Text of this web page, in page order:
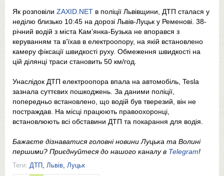
Як розповіли ZAXID.NET в поліції Львівщини, ДТП сталася у
неділю близько 10:45 на дорозі Львів-Луцьк у Ременові. 38-
річний водій з міста Кам’янка-Бузька не впорався з
керуванням та в’їхав в електроопору, на якій встановлено
камеру фіксації швидкості руху. Обмеження швидкості на
цій ділянці траси становить 50 км/год.
Унаслідок ДТП електроопора впала на автомобіль, Tesla
зазнала суттєвих пошкоджень. За даними поліції,
попередньо встановлено, що водій був тверезий, він не
постраждав. На місці працюють правоохоронці,
встановлюють всі обставини ДТП та покарання для водія.
Бажаєте дізнаватися головні новини Луцька та Волині
першими? Приєднуйтеся до нашого каналу в Telegram!
Теги: ДТП , Львів, Луцьк